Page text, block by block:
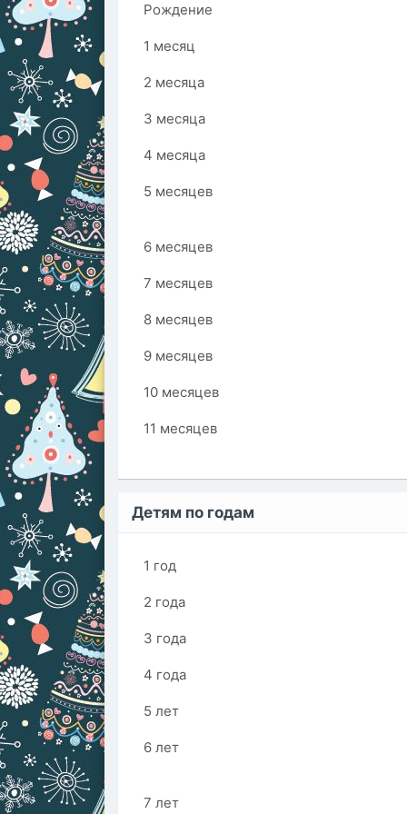
Рождение
1 месяц
2 месяца
3 месяца
4 месяца
5 месяцев
6 месяцев
7 месяцев
8 месяцев
9 месяцев
10 месяцев
11 месяцев
Детям по годам
1 год
2 года
3 года
4 года
5 лет
6 лет
7 лет